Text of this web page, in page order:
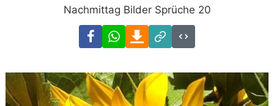
Nachmittag Bilder Sprüche 20
FacebookWhatsAppDownload
Link
Code